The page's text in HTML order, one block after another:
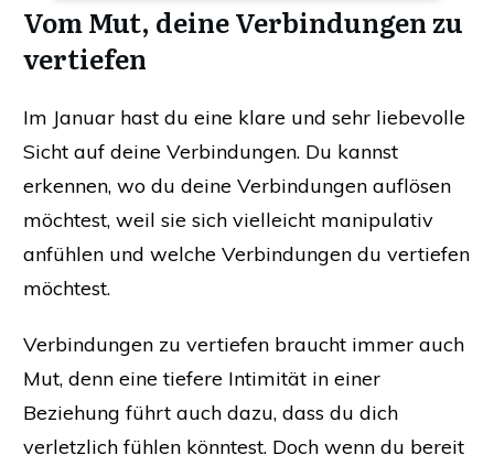
Vom Mut, deine Verbindungen zu
vertiefen
Im Januar hast du eine klare und sehr liebevolle
Sicht auf deine Verbindungen. Du kannst
erkennen, wo du deine Verbindungen auflösen
möchtest, weil sie sich vielleicht manipulativ
anfühlen und welche Verbindungen du vertiefen
möchtest.
Verbindungen zu vertiefen braucht immer auch
Mut, denn eine tiefere Intimität in einer
Beziehung führt auch dazu, dass du dich
verletzlich fühlen könntest. Doch wenn du bereit